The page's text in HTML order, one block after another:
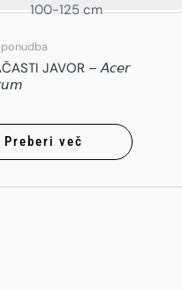
100-125 cm
JAVOR – 𝘈𝘤𝘦𝘳
Preberi več